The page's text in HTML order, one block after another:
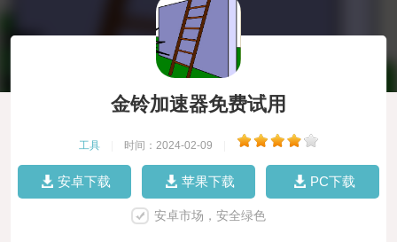
金铃加速器免费试用
工具 时间：2024-02-09
安卓下载 苹果下载 PC下载
安卓市场，安全绿色